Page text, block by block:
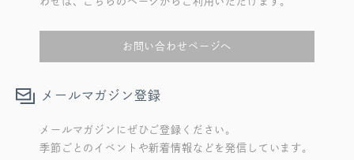
お問い合わせページへ
メールマガジン登録
メールマガジンにぜひご登録ください。
季節ごとのイベントや新着情報などを発信しています。